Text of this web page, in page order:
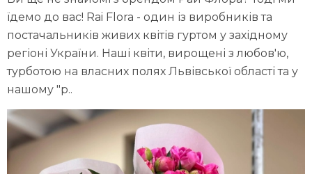
їдемо до вас! Rai Flora - один із виробників та
постачальників живих квітів гуртом у західному
регіоні України. Наші квіти, вирощені з любов'ю,
турботою на власних полях Львівської області та у
нашому "р..